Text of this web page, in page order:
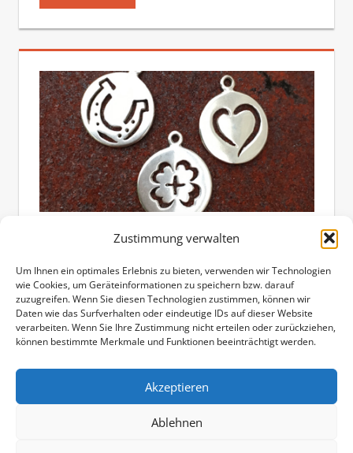
Zustimmung verwalten
Um Ihnen ein optimales Erlebnis zu bieten, verwenden wir Technologien
wie Cookies, um Geräteinformationen zu speichern bzw. darauf
zuzugreifen. Wenn Sie diesen Technologien zustimmen, können wir
Daten wie das Surfverhalten oder eindeutige IDs auf dieser Website
verarbeiten. Wenn Sie Ihre Zustimmung nicht erteilen oder zurückziehen,
können bestimmte Merkmale und Funktionen beeinträchtigt werden.
Akzeptieren
Ablehnen
SCHMIEDE DEIN GLÜCK
[wpshopgermany product=“16″]
Weiterlesen
Seitennummerierung
5